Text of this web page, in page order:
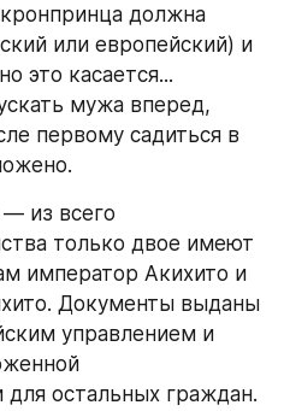
должна
или европейский) и
это касается...
мужа вперед,
первому садиться в
из всего
только двое имеют
император Акихито и
Документы выданы
управлением и
остальных граждан.